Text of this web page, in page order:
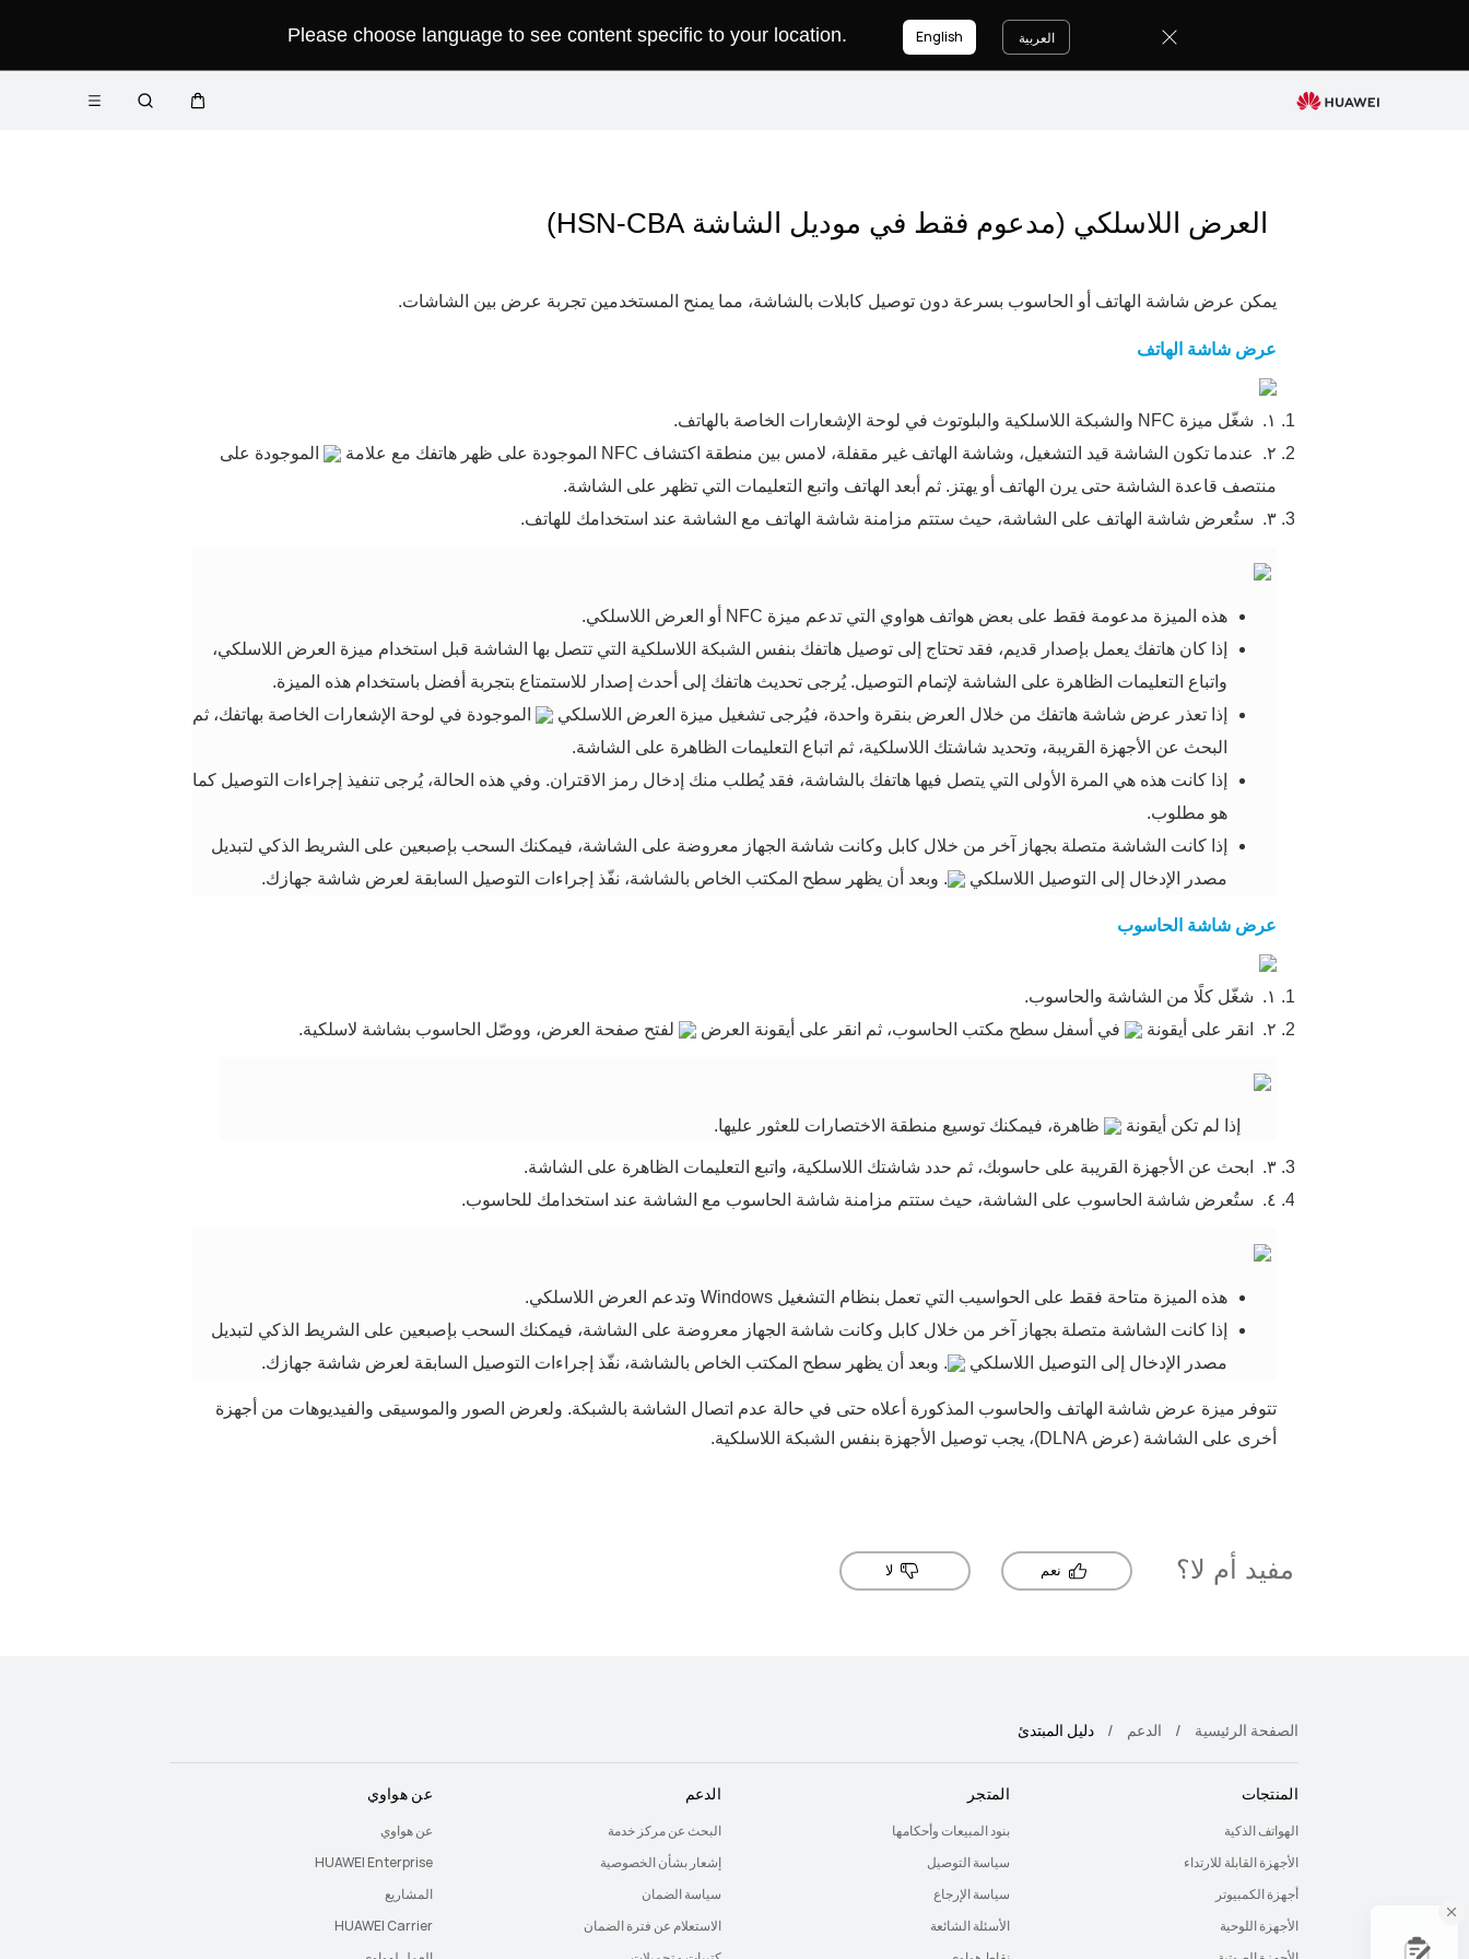
Please choose language to see content specific to your location. العربية English
فتح
العرض اللاسلكي (مدعوم فقط في موديل الشاشة HSN-CBA)
يمكن عرض شاشة الهاتف أو الحاسوب بسرعة دون توصيل كابلات بالشاشة، مما يمنح المستخدمين تجربة عرض بين الشاشات.
عرض شاشة الهاتف
١. شغّل ميزة NFC و الشبكة اللاسلكية والبلوتوث في لوحة الإشعارات الخاصة بالهاتف.
٢.
عندما تكون الشاشة قيد التشغيل، وشاشة الهاتف غير مقفلة، لامس بين منطقة اكتشاف NFC الموجودة على ظهر هاتفك مع علامة
الموجودة على
منتصف قاعدة الشاشة حتى يرن الهاتف أو يهتز. ثم أبعد الهاتف واتبع التعليمات التي تظهر على الشاشة.
٣.
ستُعرض شاشة الهاتف على الشاشة، حيث ستتم مزامنة شاشة الهاتف مع الشاشة عند استخدامك للهاتف.
هذه الميزة مدعومة فقط على بعض هواتف هواوي التي تدعم ميزة NFC أو العرض اللاسلكي.
إذا كان هاتفك يعمل بإصدار قديم، فقد تحتاج إلى توصيل هاتفك بنفس الشبكة اللاسلكية التي تتصل بها الشاشة قبل استخدام ميزة العرض اللاسلكي،
واتباع التعليمات الظاهرة على الشاشة لإتمام التوصيل. يُرجى تحديث هاتفك إلى أحدث إصدار للاستمتاع بتجربة أفضل باستخدام هذه الميزة.
إذا تعذر عرض شاشة هاتفك من خلال العرض بنقرة واحدة، فيُرجى تشغيل ميزة العرض اللاسلكي
الموجودة في لوحة الإشعارات الخاصة بهاتفك، ثم
البحث عن الأجهزة القريبة، وتحديد شاشتك اللاسلكية، ثم اتباع التعليمات الظاهرة على الشاشة.
إذا كانت هذه هي المرة الأولى التي يتصل فيها هاتفك بالشاشة، فقد يُطلب منك إدخال رمز الاقتران. وفي هذه الحالة، يُرجى تنفيذ إجراءات التوصيل كما
هو مطلوب.
إذا كانت الشاشة متصلة بجهاز آخر من خلال كابل وكانت شاشة الجهاز معروضة على الشاشة، فيمكنك السحب بإصبعين على الشريط الذكي لتبديل
مصدر الإدخال إلى التوصيل اللاسلكي
. وبعد أن يظهر سطح المكتب الخاص بالشاشة، نفّذ إجراءات التوصيل السابقة لعرض شاشة جهازك.
عرض شاشة الحاسوب
١.
شغّل كلًا من الشاشة والحاسوب.
٢.
انقر على أيقونة في أسفل سطح مكتب الحاسوب، ثم انقر على أيقونة العرض لفتح صفحة العرض، ووصّل الحاسوب بشاشة لاسلكية.
إذا لم تكن أيقونة ظاهرة، فيمكنك توسيع منطقة الاختصارات للعثور عليها.
٣.
ابحث عن الأجهزة القريبة على حاسوبك، ثم حدد شاشتك اللاسلكية، واتبع التعليمات الظاهرة على الشاشة.
٤.
ستُعرض شاشة الحاسوب على الشاشة، حيث ستتم مزامنة شاشة الحاسوب مع الشاشة عند استخدامك للحاسوب.
هذه الميزة متاحة فقط على الحواسيب التي تعمل بنظام التشغيل Windows وتدعم العرض اللاسلكي.
إذا كانت الشاشة متصلة بجهاز آخر من خلال كابل وكانت شاشة الجهاز معروضة على الشاشة، فيمكنك السحب بإصبعين على الشريط الذكي لتبديل
مصدر الإدخال إلى التوصيل اللاسلكي
. وبعد أن يظهر سطح المكتب الخاص بالشاشة، نفّذ إجراءات التوصيل السابقة لعرض شاشة جهازك.
تتوفر ميزة عرض شاشة الهاتف والحاسوب المذكورة أعلاه حتى في حالة عدم اتصال الشاشة بالشبكة. ولعرض الصور والموسيقى والفيديوهات من أجهزة
أخرى على الشاشة (عرض DLNA)، يجب توصيل الأجهزة بنفس الشبكة اللاسلكية.
مفيد أم لا؟ نعم لا
الصفحة الرئيسية الدعم دليل المبتدئ
المنتجات
الهواتف الذكية
الأجهزة القابلة للارتداء
أجهزة الكمبيوتر
الأجهزة اللوحية
المتجر
بنود المبيعات وأحكامها
سياسة التوصيل
سياسة الإرجاع
الأسئلة الشائعة
الدعم
البحث عن مركز خدمة
إشعار بشأن الخصوصية
سياسة الضمان
الاستعلام عن فترة الضمان
عن هواوي
عن هواوي
HUAWEI Enterprise
المشاريع
HUAWEI Carrier